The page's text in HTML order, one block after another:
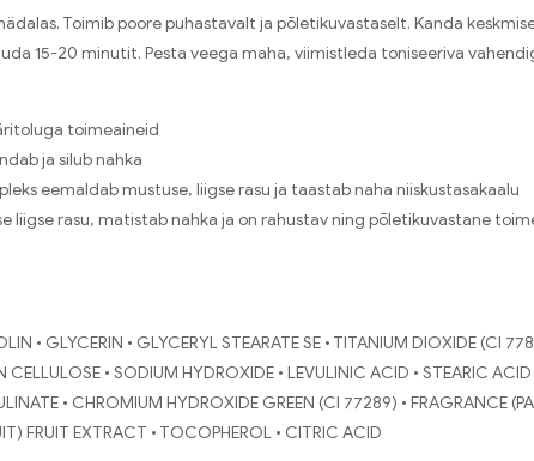
Toimib poore puhastavalt ja põletikuvastaselt. Kanda
15-20 minutit. Pesta veega maha, viimistleda toniseeriva
toimeaineid
ja silub nahka
eemaldab mustuse, liigse rasu ja taastab naha niiskustasakaalu
liigse rasu, matistab nahka ja on rahustav ning põletikuvastane
• GLYCERIN • GLYCERYL STEARATE SE • TITANIUM DIOXIDE (CI
CELLULOSE • SODIUM HYDROXIDE • LEVULINIC ACID • STEARIC
• CHROMIUM HYDROXIDE GREEN (CI 77289) • FRAGRANCE
FRUIT EXTRACT • TOCOPHEROL • CITRIC ACID